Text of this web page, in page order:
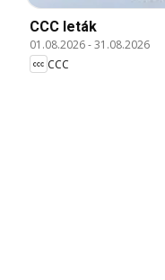
CCC leták
01.08.2026-31.08.2026
CCC